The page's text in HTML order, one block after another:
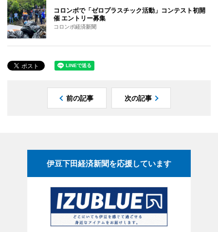
コロンボで「ゼロプラスチック活動」コンテスト初開
催 エントリー募集
コロンボ経済新聞
前の記事 次の記事
伊豆下田経済新聞を応援しています